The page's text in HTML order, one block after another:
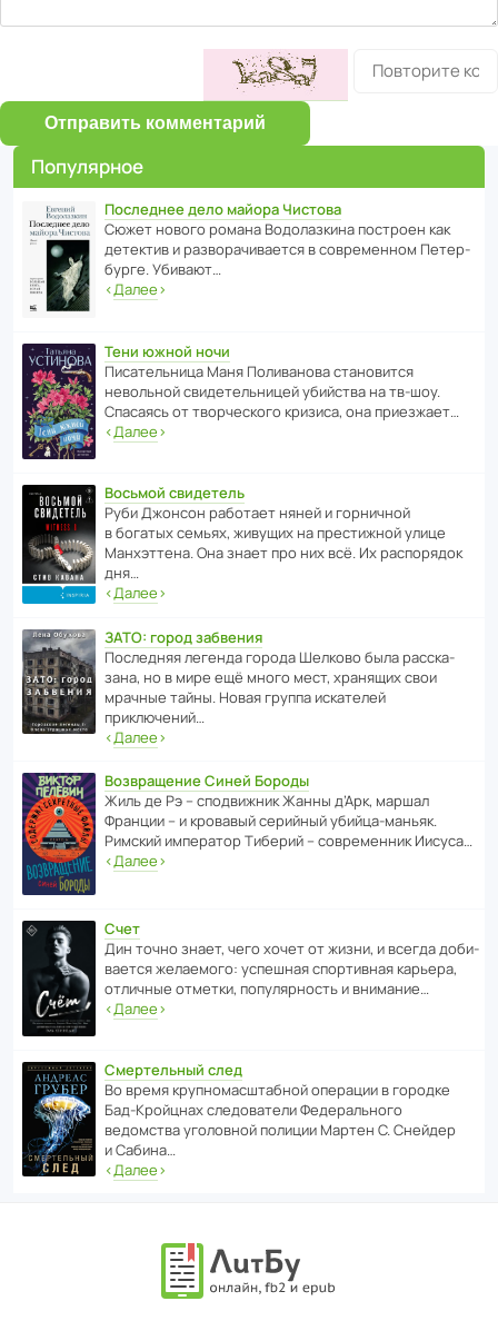
Отправить комментарий
Популярное
Последнее дело майора Чистова
Сюжет нового романа Водо­ла­з­кина пост­роен как
дете­ктив и разво­ра­чи­ва­ется в совре­менном Пете­р­
бурге. Убивают…
‹Далее›
Тени южной ночи
Писа­тель­ница Маня Поли­ва­нова стано­вится
невольной свиде­тель­ницей убийства на тв-шоу.
Спасаясь от твор­че­с­кого кризиса, она приезжает…
‹Далее›
Восьмой свидетель
Руби Джонсон рабо­тает няней и горни­чной
в богатых семьях, живущих на прес­ти­жной улице
Манх­эт­тена. Она знает про них всё. Их распо­рядок
дня…
‹Далее›
ЗАТО: город забвения
После­дняя легенда города Шелково была расска­
зана, но в мире ещё много мест, хранящих свои
мрачные тайны. Новая группа иска­телей
приключений…
‹Далее›
Возвращение Синей Бороды
Жиль де Рэ – спод­ви­жник Жанны д’Арк, маршал
Франции – и кровавый серийный убийца-маньяк.
Римский импе­ратор Тиберий – совре­менник Иисуса…
‹Далее›
Счет
Дин точно знает, чего хочет от жизни, и всегда доби­
ва­ется жела­е­мого: успе­шная спор­ти­вная карьера,
отли­чные отметки, попу­ля­р­ность и внимание…
‹Далее›
Смертельный след
Во время круп­но­мас­ш­та­бной операции в городке
Бад‑Крой­цнах следо­ва­тели Феде­раль­ного
ведомства уголо­вной полиции Мартен С. Снейдер
и Сабина…
‹Далее›